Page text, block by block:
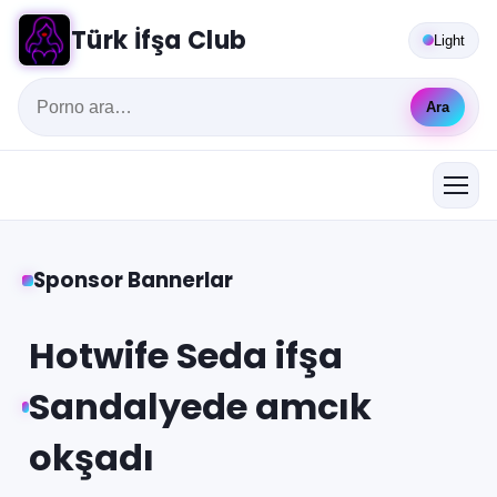
Türk İfşa Club
Ara
Light
Sponsor Bannerlar
Hotwife Seda ifşa
Sandalyede amcık
okşadı